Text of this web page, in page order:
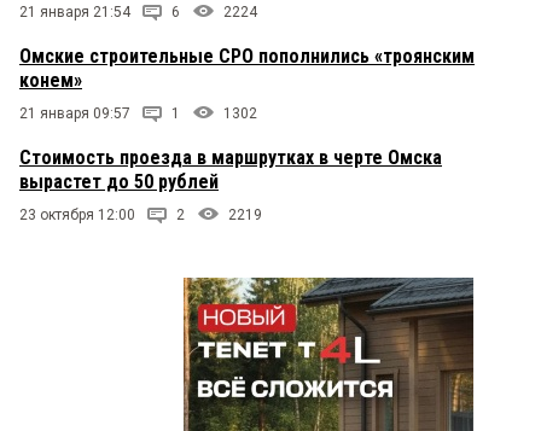
21 января 21:54 6 2224
Омские строительные СРО пополнились «троянским
конем»
21 января 09:57 1 1302
Стоимость проезда в маршрутках в черте Омска
вырастет до 50 рублей
23 октября 12:00 2 2219